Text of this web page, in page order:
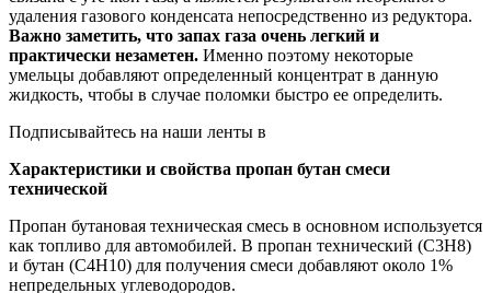
удаления газового конденсата непосредственно из редуктора.
Важно заметить, что запах газа очень легкий и
практически незаметен. Именно поэтому некоторые
умельцы добавляют определенный концентрат в данную
жидкость, чтобы в случае поломки быстро ее определить.
Подписывайтесь на наши ленты в
Характеристики и свойства пропан бутан смеси
технической
Пропан бутановая техническая смесь в основном используется
как топливо для автомобилей. В пропан технический (С3Н8)
и бутан (С4Н10) для получения смеси добавляют около 1%
непредельных углеводородов.